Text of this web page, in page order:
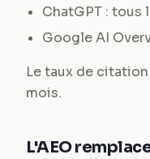
ChatGPT : tous
Google AI
Le taux de
mois.
L'AEO